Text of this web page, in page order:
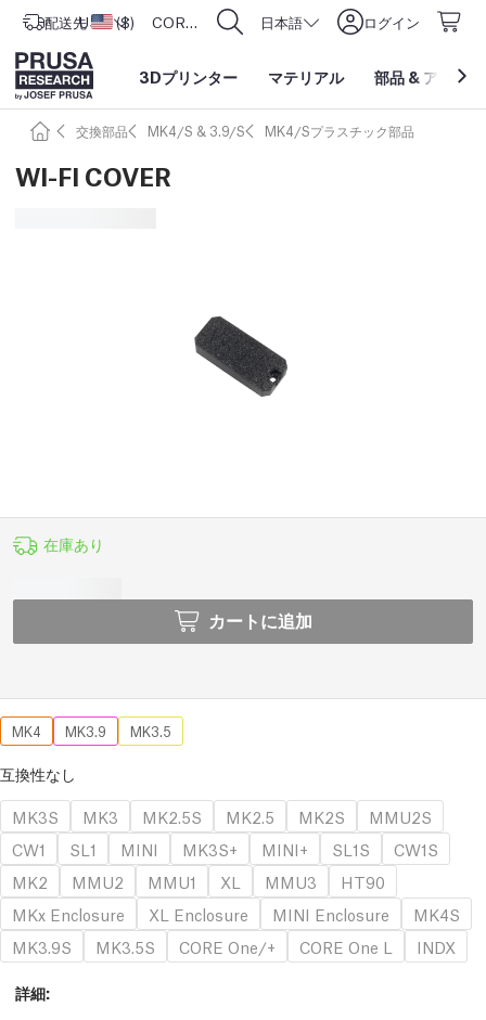
配送先 アメリカ合衆国
USD ($) CORE One L: Now In Stock! 日本語 ログイン
3Dプリンター マテリアル 部品 & アクセ
交換部品 MK4/S & 3.9/S MK4/Sプラスチック部品
WI-FI COVER
在庫あり
カートに追加
MK4 MK3.9 MK3.5
互換性なし
MK3S
MK3 MK2.5S MK2.5 MK2S
MMU2S
CW1
SL1 MINI MK3S+ MINI+ SL1S
CW1S
MK2
MMU2 MMU1 XL MMU3
HT90
MKx Enclosure
XL Enclosure MINI Enclosure
MK4S
MK3.9S
MK3.5S CORE One/+ CORE One L INDX
詳細: